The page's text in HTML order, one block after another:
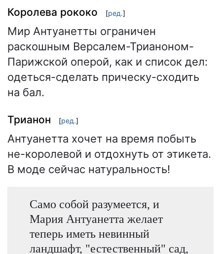
Королева рококо [ред.]
Мир Антуанетты ограничен
раскошным Версалем-Трианоном-
Парижской оперой, как и список дел:
одеться-сделать прическу-сходить
на бал.
Трианон [ред.]
Антуанетта хочет на время побыть
не-королевой и отдохнуть от этикета.
В моде сейчас натуральность!
Само собой разумеется, и
Мария Антуанетта желает
теперь иметь невинный
ландшафт, "естественный" сад,